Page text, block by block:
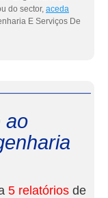
do sector, aceda
E Serviços De
ao
5 relatórios de